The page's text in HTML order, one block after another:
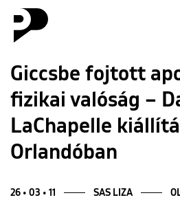
Hírek
Galéria
Giccsbe fojtott
fizikai valóság –
LaChapelle
Orlandóban
26 • 03 • 11 SAS LIZA